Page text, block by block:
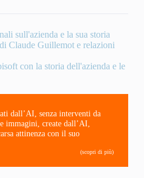
sull'azienda e la sua storia
Claude Guillemot e relazioni
con la storia dell'azienda e le
dall’AI, senza interventi da
immagini, create dall’AI,
attinenza con il suo
(scopri di più)